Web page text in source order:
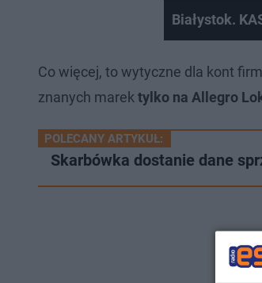
Białystok.
Co więcej, to wytyczne dla kont
znanych marek tylko na Allegro
POLECANY ARTYKUŁ:
Skarbówka dostanie dane